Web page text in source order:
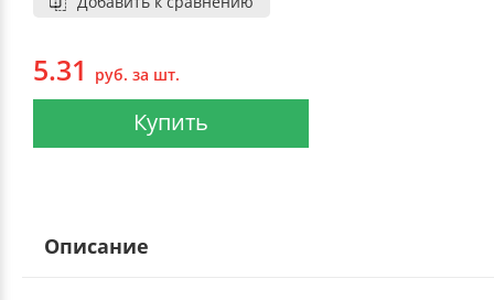
5.31 руб. за шт.
Купить
Описание